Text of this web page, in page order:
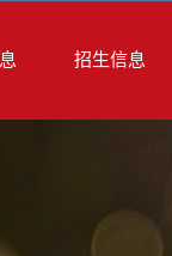
招生信息